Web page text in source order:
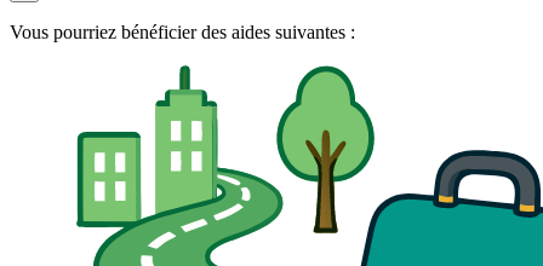
Vous pourriez bénéficier des aides suivantes :